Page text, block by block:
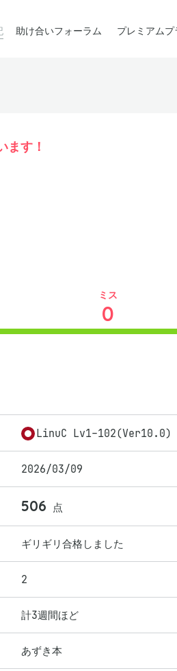
助け合いフォーラム プレミアムプ
ます！
ミス
0
LinuC Lv1-102(Ver10.0)
2026/03/09
506 点
ギリギリ合格しました
2
計3週間ほど
あずき本